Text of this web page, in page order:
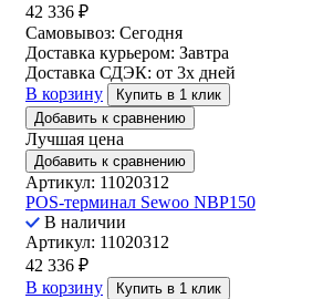
42 336 ₽
Самовывоз: Сегодня
Доставка курьером: Завтра
Доставка СДЭК: от 3х дней
В корзину
Купить в 1 клик
Добавить к сравнению
Лучшая цена
Добавить к сравнению
Артикул: 11020312
POS-терминал Sewoo NBP150
В наличии
Артикул: 11020312
42 336 ₽
В корзину
Купить в 1 клик